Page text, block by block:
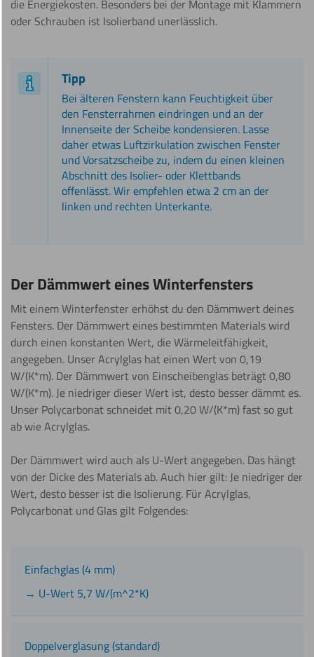
die Energiekosten. Besonders bei der Montage mit Klammern
oder Schrauben ist Isolierband unerlässlich.
Tipp
Bei älteren Fenstern kann Feuchtigkeit über
den Fensterrahmen eindringen und an der
Innenseite der Scheibe kondensieren. Lasse
daher etwas Luftzirkulation zwischen Fenster
und Vorsatzscheibe zu, indem du einen kleinen
Abschnitt des Isolier- oder Klettbands
offenlässt. Wir empfehlen etwa 2 cm an der
linken und rechten Unterkante.
Der Dämmwert eines Winterfensters
Mit einem Winterfenster erhöhst du den Dämmwert deines
Fensters. Der Dämmwert eines bestimmten Materials wird
durch einen konstanten Wert, die Wärmeleitfähigkeit,
angegeben. Unser Acrylglas hat einen Wert von 0,19
W/(K*m). Der Dämmwert von Einscheibenglas beträgt 0,80
W/(K*m). Je niedriger dieser Wert ist, desto besser dämmt es.
Unser Polycarbonat schneidet mit 0,20 W/(K*m) fast so gut
ab wie Acrylglas.
Der Dämmwert wird auch als U-Wert angegeben. Das hängt
von der Dicke des Materials ab. Auch hier gilt: Je niedriger der
Wert, desto besser ist die Isolierung. Für Acrylglas,
Polycarbonat und Glas gilt Folgendes:
Einfachglas (4 mm)
→ U-Wert 5,7 W/(m^2*K)
Doppelverglasung (standard)